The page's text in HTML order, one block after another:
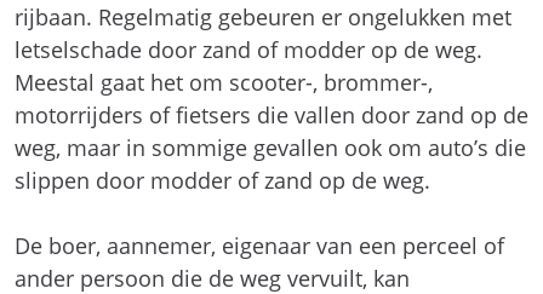
rijbaan. Regelmatig gebeuren er ongelukken met
letselschade door zand of modder op de weg.
Meestal gaat het om scooter-, brommer-,
motorrijders of fietsers die vallen door zand op de
weg, maar in sommige gevallen ook om auto’s die
slippen door modder of zand op de weg.
De boer, aannemer, eigenaar van een perceel of
ander persoon die de weg vervuilt, kan